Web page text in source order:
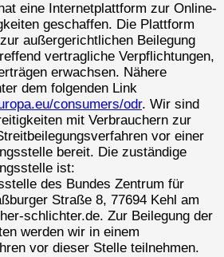
eine Internetplattform zur Online-
geschaffen. Die Plattform
außergerichtlichen Beilegung
vertragliche Verpflichtungen,
erwachsen. Nähere
dem folgenden Link
consumers/odr. Wir sind
mit Verbrauchern zur
vor einer
bereit. Die zuständige
ist:
des Bundes Zentrum für
Straße 8, 77694 Kehl am
schlichter.de. Zur Beilegung der
werden wir in einem
vor dieser Stelle teilnehmen.